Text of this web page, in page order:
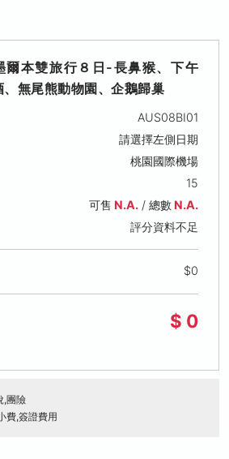
爾本雙旅行８日-長鼻猴、下午
無尾熊動物園、企鵝歸巢
AUS08BI01
請選擇左側日期
桃園國際機場
15
可售 N.A./ 總數N.A.
評分資料不足
$0
$ 0
,團險
費,簽證費用